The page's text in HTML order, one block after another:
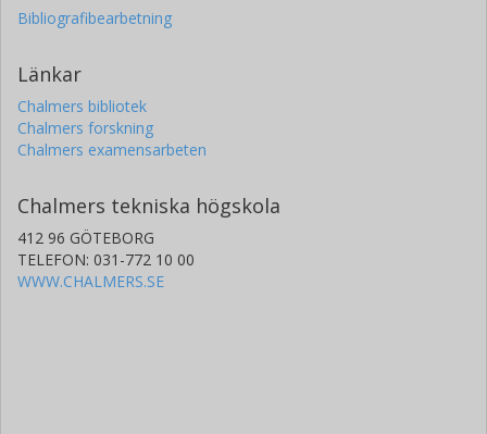
Bibliografibearbetning
Länkar
Chalmers bibliotek
Chalmers forskning
Chalmers examensarbeten
Chalmers tekniska högskola
412 96 GÖTEBORG
TELEFON: 031-772 10 00
WWW.CHALMERS.SE